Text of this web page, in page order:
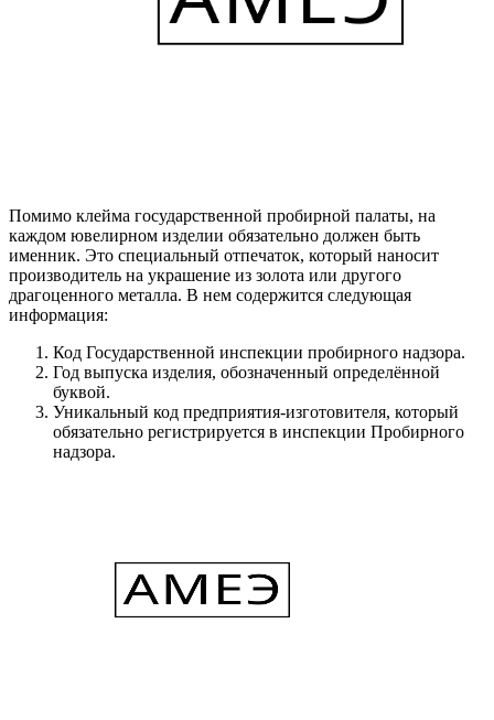
Помимо клейма государственной пробирной палаты, на
каждом ювелирном изделии обязательно должен быть
именник. Это специальный отпечаток, который наносит
производитель на украшение из золота или другого
драгоценного металла. В нем содержится следующая
информация:
Код Государственной инспекции пробирного надзора.
Год выпуска изделия, обозначенный определённой
буквой.
Уникальный код предприятия-изготовителя, который
обязательно регистрируется в инспекции Пробирного
надзора.